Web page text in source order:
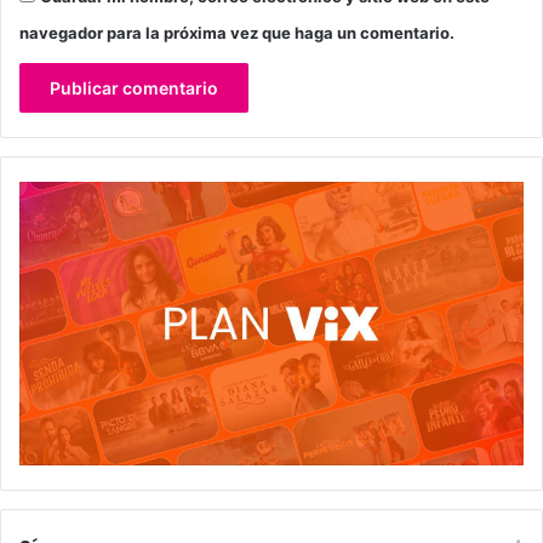
navegador para la próxima vez que haga un comentario.